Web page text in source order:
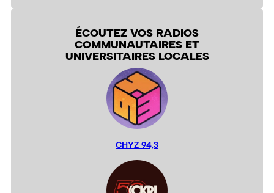
ÉCOUTEZ VOS RADIOS
COMMUNAUTAIRES ET
UNIVERSITAIRES LOCALES
CHYZ 94,3